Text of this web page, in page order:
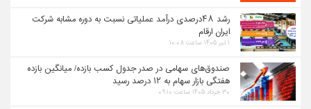
رشد ۴۸درصدی درآمد عملیاتی نسبت به دوره مشابه شرکت
ایران ارقام
۱ تیر ۱۴۰۵ ساعت ۱۰:۰۸
صندوق‌های سهامی در صدر جدول کسب بازده/ میانگین بازده
هفتگی بازار سهام به ۱۲ درصد رسید
۳۰ خرداد ۱۴۰۵ ساعت ۰۹:۱۰